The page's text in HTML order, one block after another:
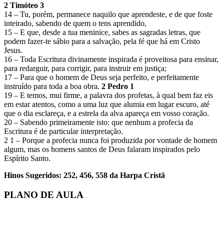
2 Timóteo 3
14 – Tu, porém, permanece naquilo que aprendeste, e de que foste
inteirado, sabendo de quem o tens aprendido,
15 – E que, desde a tua meninice, sabes as sagradas letras, que
podem fazer-te sábio para a salvação, pela fé que há em Cristo
Jesus.
16 – Toda Escritura divinamente inspirada é proveitosa para ensinar,
para redarguir, para corrigir, para instruir em justiça;
17 – Para que o homem de Deus seja perfeito, e perfeitamente
instruído para toda a boa obra. 2 Pedro 1
19 – E temos, mui firme, a palavra dos profetas, à qual bem faz eis
em estar atentos, como a uma luz que alumia em lugar escuro, até
que o dia esclareça, e a estrela da alva apareça em vosso coração.
20 – Sabendo primeiramente isto: que nenhum a profecia da
Escritura é de particular interpretação.
2 1 – Porque a profecia nunca foi produzida por vontade de homem
algum, mas os homens santos de Deus falaram inspirados pelo
Espírito Santo.
Hinos Sugeridos: 252, 456, 558 da Harpa Cristã
PLANO DE AULA